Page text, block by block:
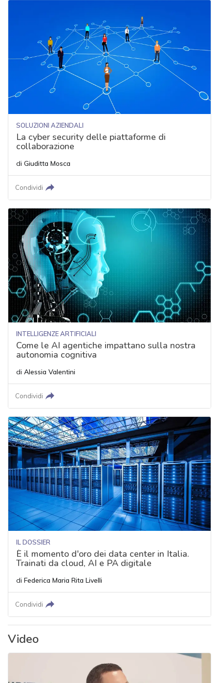
SOLUZIONI AZIENDALI
La cyber security delle piattaforme di
collaborazione
di Giuditta Mosca
Condividi
INTELLIGENZE ARTIFICIALI
Come le AI agentiche impattano sulla nostra
autonomia cognitiva
di Alessia Valentini
Condividi
IL DOSSIER
È il momento d'oro dei data center in Italia.
Trainati da cloud, AI e PA digitale
di Federica Maria Rita Livelli
Condividi
Video